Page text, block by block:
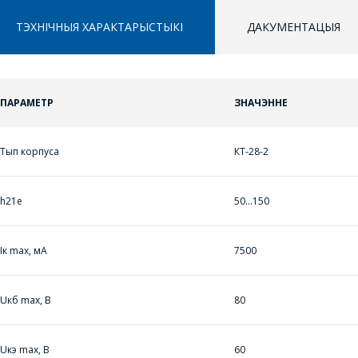
ТЭХНІЧНЫЯ ХАРАКТАРЫСТЫКІ ДАКУМЕНТАЦЫЯ
ПАРАМЕТР ЗНАЧЭННЕ
Тып корпуса КТ-28-2
h21е 50...150
Iк max, мА 7500
Uкб max, В 80
Uкэ max, В 60
ППЕРАЙСЦІ Ў КОШЫК
ПРАЦЯГНУЦЬ ПАКУПКІ
ПЕРАЙСЦІ Ў КОШЫК
ПРАЦЯГНУЦЬ ПАКУПКІ